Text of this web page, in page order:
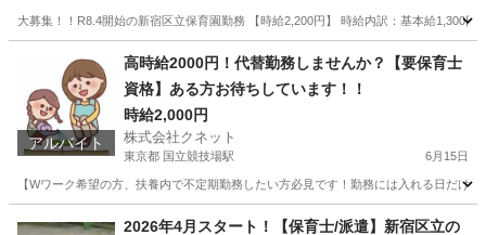
大募集！！R8.4開始の新宿区立保育園勤務 【時給2,200円】 時給内訳：基本給1,300
早稲田駅 保育士 業務
アルバイト
高時給2000円！代替勤務しませんか？【要保育士
資格】ある方お待ちしています！！
時給2,000円
株式会社クネット
東京都 国立競技場駅 6月15日
【Wワーク希望の方、扶養内で不定期勤務したい方必見です！勤務には入れる日だ
国立競技場駅 保育士 時給
2026年4月スタート！【保育士/派遣】新宿区立の